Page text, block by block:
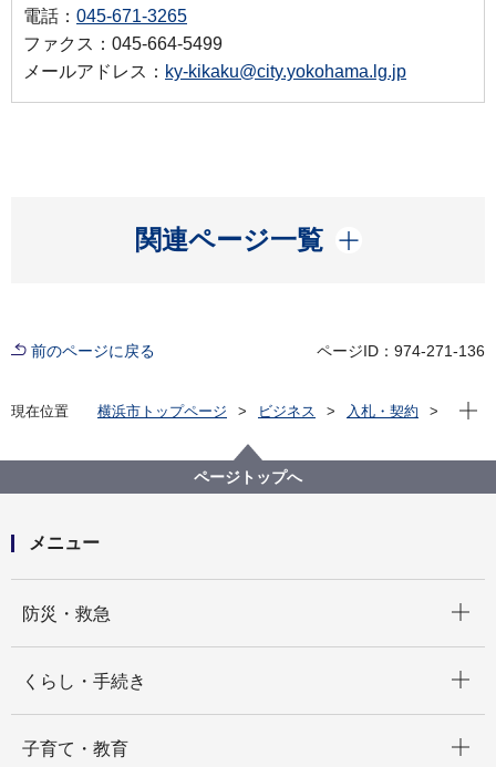
電話： 045-671-3265
ファクス：045-664-5499
メールアドレス： ky-kikaku@city.yokohama.lg.jp
関連ページ一覧
開く
前のページに戻る ページID：974-271-136
現在位置 横浜市トップページ ビジネス
入札・契約
【入札結果掲載】令和３年度横浜市立学校校務用サー
バ保守業務委託
現在
ページトップへ
メニュー
防災・救急
くらし・手続き
子育て・教育